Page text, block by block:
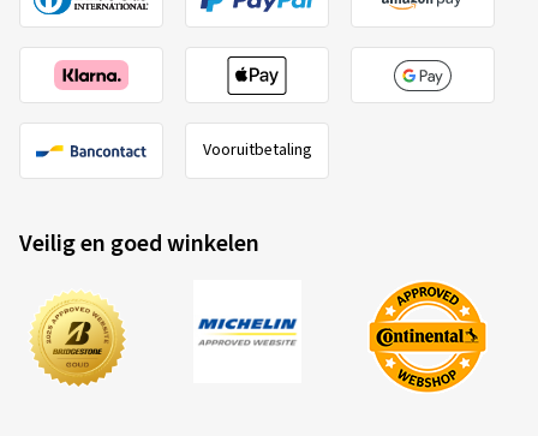
Vooruitbetaling
Veilig en goed winkelen